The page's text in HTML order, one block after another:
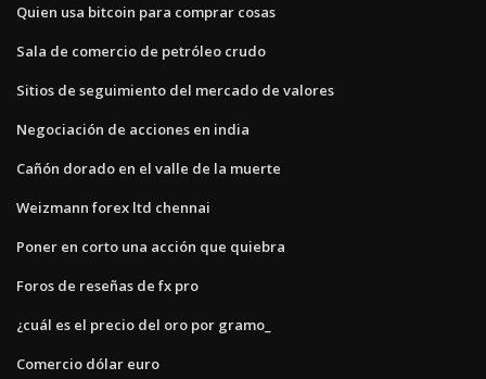
Quien usa bitcoin para comprar cosas
Sala de comercio de petróleo crudo
Sitios de seguimiento del mercado de valores
Negociación de acciones en india
Cañón dorado en el valle de la muerte
Weizmann forex ltd chennai
Poner en corto una acción que quiebra
Foros de reseñas de fx pro
¿cuál es el precio del oro por gramo_
Comercio dólar euro